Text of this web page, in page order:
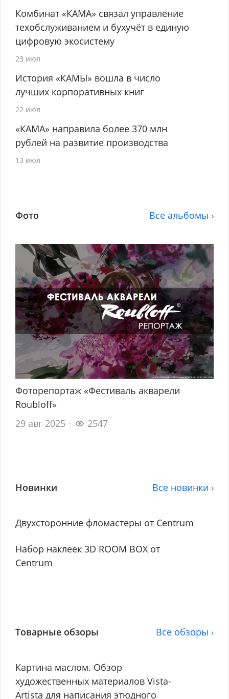
Комбинат «КАМА» связал управление
техобслуживанием и бухучёт в единую
цифровую экосистему
23 июл
История «КАМЫ» вошла в число
лучших корпоративных книг
22 июл
«КАМА» направила более 370 млн
рублей на развитие производства
13 июл
Фото Все альбомы ›
Фоторепортаж «Фестиваль акварели
Roubloff»
29 авг 2025
2547
Новинки Все новинки ›
Двухсторонние фломастеры от Centrum
Набор наклеек 3D ROOM BOX от
Centrum
Товарные обзоры Все обзоры ›
Картина маслом. Обзор
художественных материалов Vista-
Artista для написания этюдного